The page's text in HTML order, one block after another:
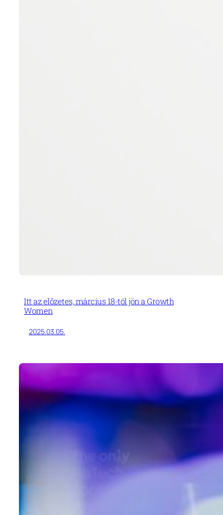
Itt az előzetes, március 18-tól jön a Growth
Women
2025.03.05.